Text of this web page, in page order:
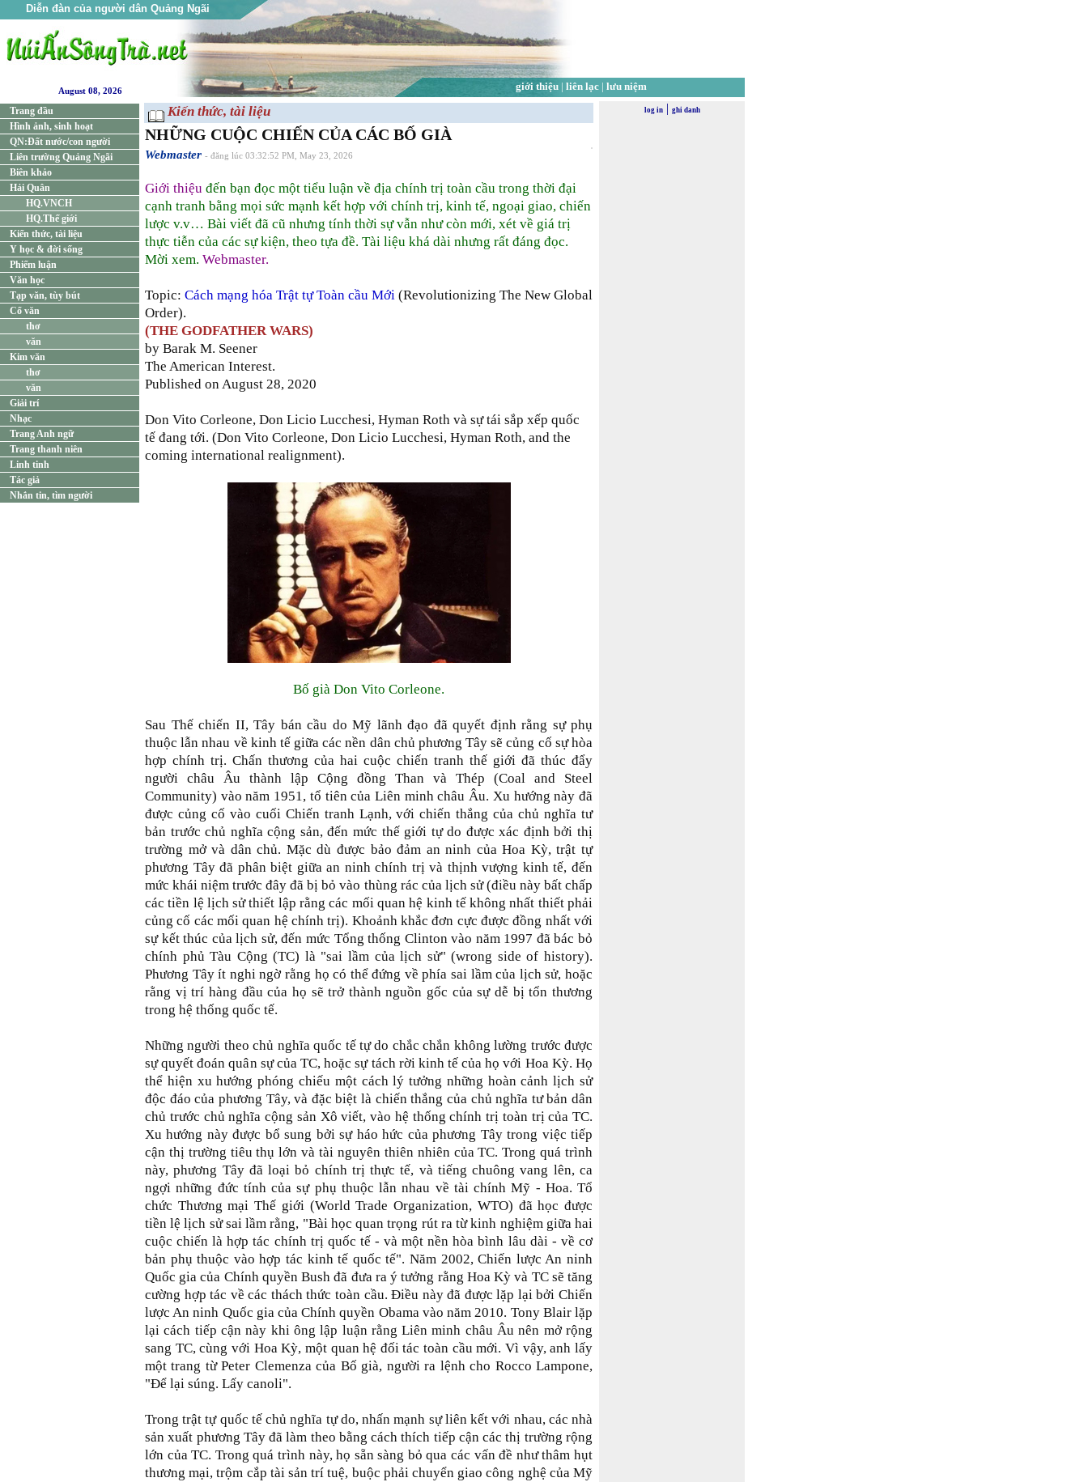
Diễn đàn của người dân Quảng Ngãi
giới thiệu| liên lạc| lưu niệm
August 08, 2026
Trang đầu
Hình ảnh, sinh hoạt
QN:Đất nước/con người
Liên trường Quảng Ngãi
Biên khảo
Hải Quân
HQ.VNCH
HQ.Thế giới
Kiến thức, tài liệu
Y học & đời sống
Phiếm luận
Văn học
Tạp văn, tùy bút
Cổ văn
thơ
văn
Kim văn
thơ
văn
Giải trí
Nhạc
Trang Anh ngữ
Trang thanh niên
Linh tinh
Tác giả
Nhắn tin, tìm người
Kiến thức, tài liệu
NHỮNG CUỘC CHIẾN CỦA CÁC BỐ GIÀ
Webmaster - đăng lúc 03:32:52 PM, May 23, 2026
Giới thiệu đến bạn đọc một tiểu luận về địa chính trị toàn cầu trong thời đại
cạnh tranh bằng mọi sức mạnh kết hợp với chính trị, kinh tế, ngoại giao, chiến
lược v.v… Bài viết đã cũ nhưng tính thời sự vẫn như còn mới, xét về giá trị
thực tiễn của các sự kiện, theo tựa đề. Tài liệu khá dài nhưng rất đáng đọc.
Mời xem. Webmaster.
Topic: Cách mạng hóa Trật tự Toàn cầu Mới (Revolutionizing The New Global
Order).
(THE GODFATHER WARS)
by Barak M. Seener
The American Interest.
Published on August 28, 2020
Don Vito Corleone, Don Licio Lucchesi, Hyman Roth và sự tái sắp xếp quốc
tế đang tới. (Don Vito Corleone, Don Licio Lucchesi, Hyman Roth, and the
coming international realignment).
Bố già Don Vito Corleone.
Sau Thế chiến II, Tây bán cầu do Mỹ lãnh đạo đã quyết định rằng sự phụ
thuộc lẫn nhau về kinh tế giữa các nền dân chủ phương Tây sẽ củng cố sự hòa
hợp chính trị. Chấn thương của hai cuộc chiến tranh thế giới đã thúc đẩy
người châu Âu thành lập Cộng đồng Than và Thép (Coal and Steel
Community) vào năm 1951, tổ tiên của Liên minh châu Âu. Xu hướng này đã
được củng cố vào cuối Chiến tranh Lạnh, với chiến thắng của chủ nghĩa tư
bản trước chủ nghĩa cộng sản, đến mức thế giới tự do được xác định bởi thị
trường mở và dân chủ. Mặc dù được bảo đảm an ninh của Hoa Kỳ, trật tự
phương Tây đã phân biệt giữa an ninh chính trị và thịnh vượng kinh tế, đến
mức khái niệm trước đây đã bị bỏ vào thùng rác của lịch sử (điều này bất chấp
các tiền lệ lịch sử thiết lập rằng các mối quan hệ kinh tế không nhất thiết phải
củng cố các mối quan hệ chính trị). Khoảnh khắc đơn cực được đồng nhất với
sự kết thúc của lịch sử, đến mức Tổng thống Clinton vào năm 1997 đã bác bỏ
chính phủ Tàu Cộng (TC) là "sai lầm của lịch sử" (wrong side of history).
Phương Tây ít nghi ngờ rằng họ có thể đứng về phía sai lầm của lịch sử, hoặc
rằng vị trí hàng đầu của họ sẽ trở thành nguồn gốc của sự dễ bị tổn thương
trong hệ thống quốc tế.
Những người theo chủ nghĩa quốc tế tự do chắc chắn không lường trước được
sự quyết đoán quân sự của TC, hoặc sự tách rời kinh tế của họ với Hoa Kỳ. Họ
thể hiện xu hướng phóng chiếu một cách lý tưởng những hoàn cảnh lịch sử
độc đáo của phương Tây, và đặc biệt là chiến thắng của chủ nghĩa tư bản dân
chủ trước chủ nghĩa cộng sản Xô viết, vào hệ thống chính trị toàn trị của TC.
Xu hướng này được bổ sung bởi sự háo hức của phương Tây trong việc tiếp
cận thị trường tiêu thụ lớn và tài nguyên thiên nhiên của TC. Trong quá trình
này, phương Tây đã loại bỏ chính trị thực tế, và tiếng chuông vang lên, ca
ngợi những đức tính của sự phụ thuộc lẫn nhau về tài chính Mỹ - Hoa. Tổ
chức Thương mại Thế giới (World Trade Organization, WTO) đã học được
tiền lệ lịch sử sai lầm rằng, "Bài học quan trọng rút ra từ kinh nghiệm giữa hai
cuộc chiến là hợp tác chính trị quốc tế - và một nền hòa bình lâu dài - về cơ
bản phụ thuộc vào hợp tác kinh tế quốc tế". Năm 2002, Chiến lược An ninh
Quốc gia của Chính quyền Bush đã đưa ra ý tưởng rằng Hoa Kỳ và TC sẽ tăng
cường hợp tác về các thách thức toàn cầu. Điều này đã được lặp lại bởi Chiến
lược An ninh Quốc gia của Chính quyền Obama vào năm 2010. Tony Blair lặp
lại cách tiếp cận này khi ông lập luận rằng Liên minh châu Âu nên mở rộng
sang TC, cùng với Hoa Kỳ, một quan hệ đối tác toàn cầu mới. Vì vậy, anh lấy
một trang từ Peter Clemenza của Bố già, người ra lệnh cho Rocco Lampone,
"Để lại súng. Lấy canoli".
Trong trật tự quốc tế chủ nghĩa tự do, nhấn mạnh sự liên kết với nhau, các nhà
sản xuất phương Tây đã làm theo bằng cách thích tiếp cận các thị trường rộng
lớn của TC. Trong quá trình này, họ sẵn sàng bỏ qua các vấn đề như thâm hụt
thương mại, trộm cắp tài sản trí tuệ, buộc phải chuyển giao công nghệ của Mỹ
log in| ghi danh